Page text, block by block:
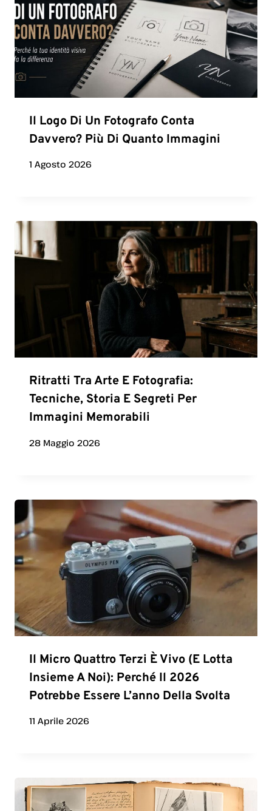
Il Logo Di Un Fotografo Conta
Davvero? Più Di Quanto Immagini
1 Agosto 2026
Ritratti Tra Arte E Fotografia:
Tecniche, Storia E Segreti Per
Immagini Memorabili
28 Maggio 2026
Il Micro Quattro Terzi È Vivo (e Lotta
Insieme A Noi): Perché Il 2026
Potrebbe Essere L’anno Della Svolta
11 Aprile 2026